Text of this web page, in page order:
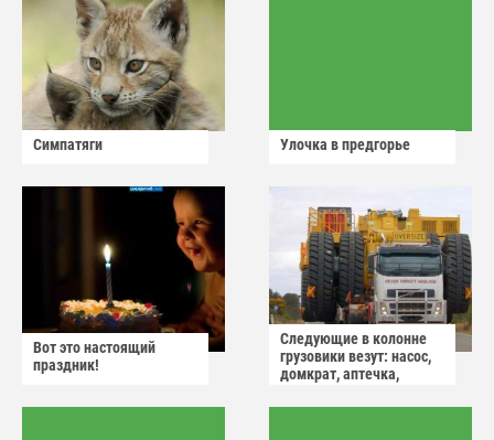
Симпатяги Улочка в предгорье
Вот это настоящий
праздник!
Следующие в колонне
грузовики везут: насос,
домкрат, аптечка,